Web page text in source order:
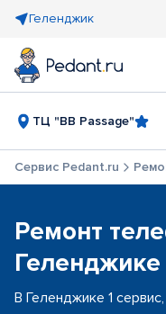
Геленджик
ТЦ "BB Passage"
Сервис Pedant.ru
Ремонт
Геленджике
В Геленджике 1